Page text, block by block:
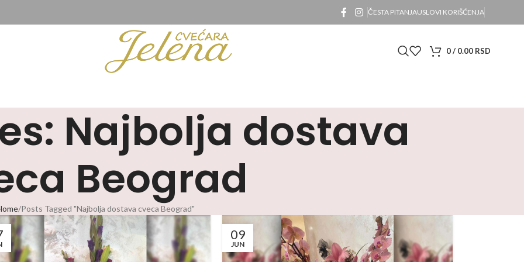
ČESTA PITANJAUSLOVI KORIŠĆENJA
0/ 0.00RSD
Najbolja dostava
Beograd
Posts Tagged "Najbolja dostava cveca Beograd"
09
JUN